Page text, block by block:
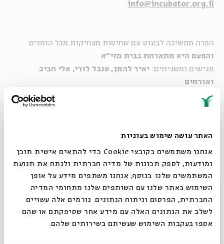
האתר עושה שימוש בעוגיות
אנחנו משתמשים בקובצי Cookie כדי להתאים אישית תוכן
ומודעות, לספק תכונות של מדיה חברתית ולנתח את תנועת
המשתמשים שלנו. בנוסף, אנחנו משתפים מידע על אופן
השימוש באתר שלנו עם השותפים שלנו מתחומי המדיה
החברתית, הפרסום וניתוח הנתונים. גורמים אלה עשויים
לשלב את הנתונים האלה עם מידע אחר שסיפקתם או שהם
אספו בעקבות השימוש שעשיתם בשירותים שלהם.
info@incubator.org.il
הפרה ממשיכה לבעוט עם שחיטות מצחיקות מכל הזמנים
והפעם היא מתארחת בבית מזי"א
מגישים ומשגיחים: יאיר להמן, ענבל לורי, אלי חביב
ואורחים
מכירה בבית מזי"א בסמוך לתחילת המופע
רחוב מסילת ישרים 18, ירושלים | 02-6543004
info@incubator.org.il
סגור